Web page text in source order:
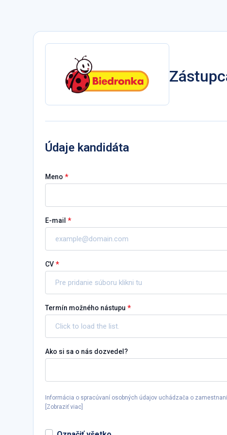
Údaje kandidáta
Meno *
E-mail *
CV *
Pre pridanie súboru klikni tu
Termín možného nástupu *
Ako si sa o nás dozvedel?
Informácia o spracúvaní osobných údajov uchádzača o
Zobraziť viac